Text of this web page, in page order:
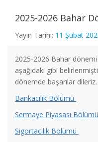
İçerik
2025-2026 Bahar
Yayın Tarihi: 11 Şubat
2025-2026 Bahar
aşağıdaki gibi
dönemde başarılar dileriz.
Bankacılık Bölümü
Sermaye Piyasası Bölümü
Sigortacılık Bölümü